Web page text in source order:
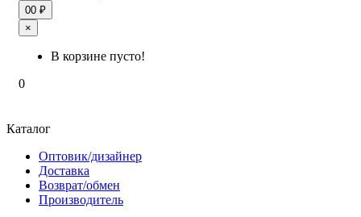
00 ₽
×
В корзине пусто!
0
Каталог
Оптовик/дизайнер
Доставка
Возврат/обмен
Производитель